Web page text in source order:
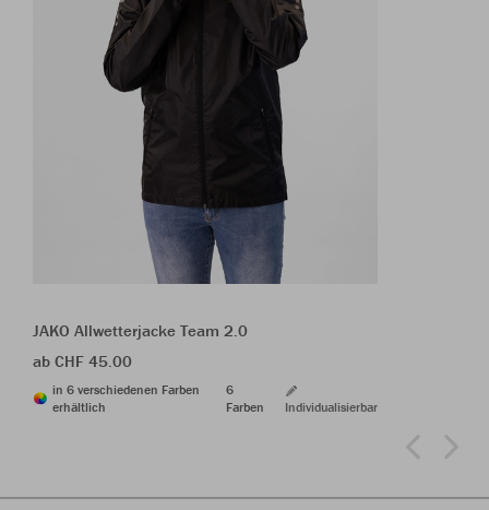
JAKO Allwetterjacke Team 2.0
ab CHF 45.00
in 6 verschiedenen Farben
erhältlich
6
Farben
Individualisierbar